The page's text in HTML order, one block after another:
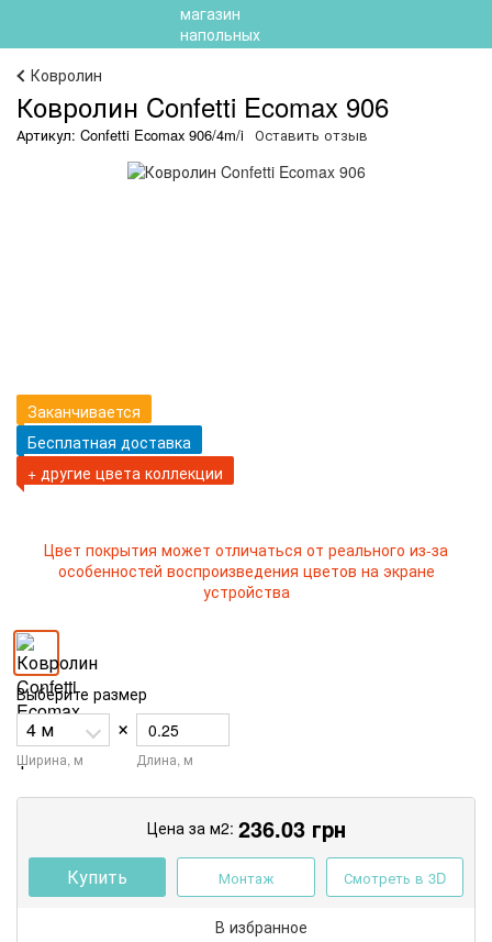
Ковролин
Ковролин Confetti Ecomax 906
Артикул: Confetti Ecomax 906/4m/i Оставить отзыв
Заканчивается
Бесплатная доставка
+ другие цвета коллекции
Цвет покрытия может отличаться от реального из-за
особенностей воспроизведения цветов на экране
устройства
Выберите размер
Ширина, м
×
Длина, м
Цена за м2: 236.03грн
Купить Монтаж Смотреть в 3D
В избранное